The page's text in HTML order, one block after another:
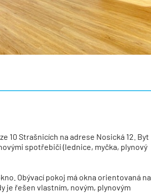
10 Strašnicích na adrese Nosická 12. Byt
spotřebiči (lednice, myčka, plynový
Obývací pokoj má okna orientovaná na
je řešen vlastním, novým, plynovým